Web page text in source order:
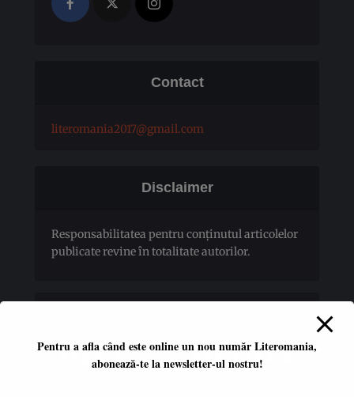
Contact
literomania2017@gmail.com
Disclaimer
Responsabilitatea pentru conţinutul articolelor
publicate revine în totalitate autorilor.
Pentru a afla când este online un nou număr Literomania,
abonează-te la newsletter-ul nostru!